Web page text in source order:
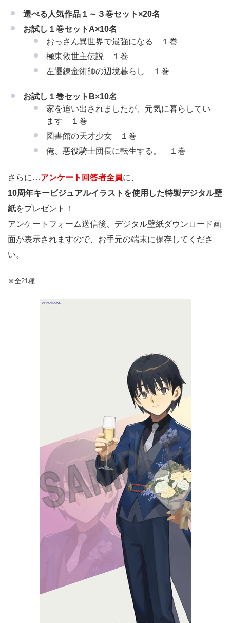
選べる人気作品１～３巻セット×20名
お試し１巻セットA×10名
おっさん異世界で最強になる １巻
極東救世主伝説 １巻
左遷錬金術師の辺境暮らし １巻
お試し１巻セットB×10名
家を追い出されましたが、元気に暮らしてい
ます １巻
図書館の天才少女 １巻
俺、悪役騎士団長に転生する。 １巻
さらに…アンケート回答者全員に、
10周年キービジュアルイラストを使用した特製デジタル壁
紙をプレゼント！
アンケートフォーム送信後、デジタル壁紙ダウンロード画
面が表示されますので、お手元の端末に保存してくださ
い。
※全21種